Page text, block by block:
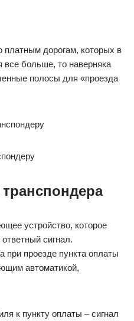
платным дорогам, которых в
все больше, то наверняка
полосы для «проезда
устройство, которое
сигнал.
при проезде пункта оплаты
автоматикой,
к пункту оплаты – сигнал